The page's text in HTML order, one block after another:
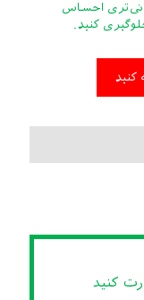
احساس
کنید.
کنید